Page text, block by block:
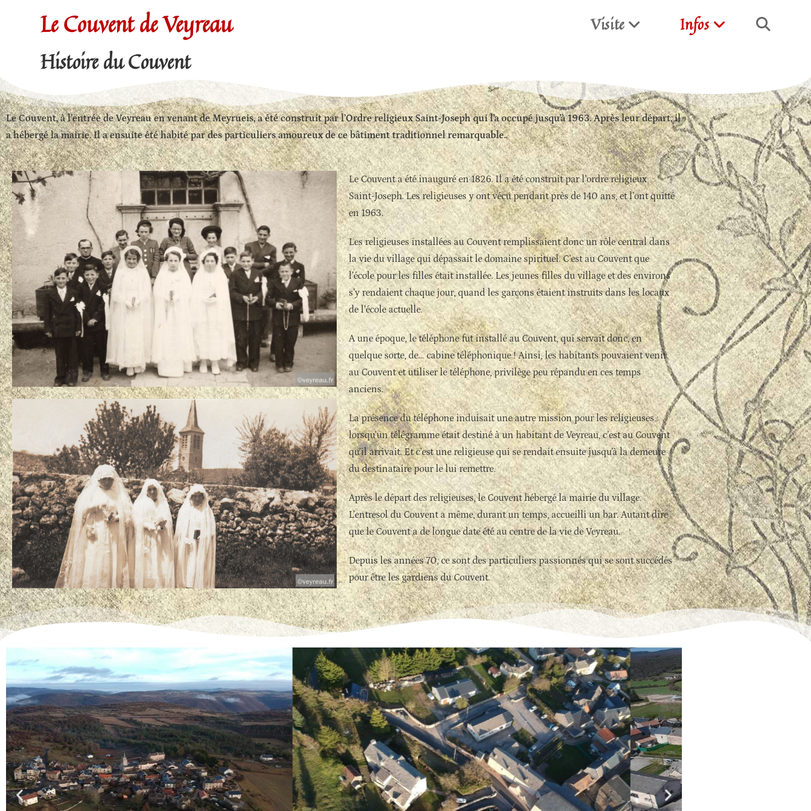
Le Couvent de Veyreau Visite Infos
Histoire du Couvent
Le Couvent, à l’entrée de Veyreau en venant de Meyrueis, a été construit par l’Ordre religieux Saint-Joseph qui l’a occupé jusqu’à 1963. Après leur départ, il
a hébergé la mairie. Il a ensuite été habité par des particuliers amoureux de ce bâtiment traditionnel remarquable..
Le Couvent a été inauguré en 1826.Il a été construit par l’ordre religieux
Saint-Joseph. Les religieuses y ont vécu pendant près de 140 ans, et l’ont quitté
en 1963.
Les religieuses installées au Couvent remplissaient donc un rôle central dans
la vie du village qui dépassait le domaine spirituel.C’est au Couvent que
l’école pour les filles était installée. Les jeunes filles du village et des environs
s’y rendaient chaque jour, quand les garçons étaient instruits dans les locaux
de l’école actuelle.
A une époque, le téléphone fut installé au Couvent, qui servait donc, en
quelque sorte, de… cabine téléphonique ! Ainsi, les habitants pouvaient venir
au Couvent et utiliser le téléphone, privilège peu répandu en ces temps
anciens.
La présence du téléphone induisait une autre mission pour les religieuses :
lorsqu’un télégramme était destiné à un habitant de Veyreau, c’est au Couvent
qu’il arrivait. Et c’est une religieuse qui se rendait ensuite jusqu’à la demeure
du destinataire pour le lui remettre.
Après le départ des religieuses, le Couvent hébergé la mairie du village.
L’entresol du Couvent a même, durant un temps, accueilli un bar. Autant dire
que le Couvent a de longue date été au centre de la vie de Veyreau.
Depuis les années 70, ce sont des particuliers passionnés qui se sont succédés
pour être les gardiens du Couvent.